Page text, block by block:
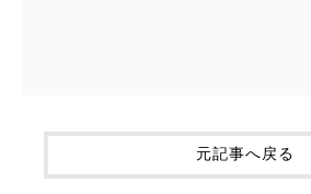
元記事へ戻る